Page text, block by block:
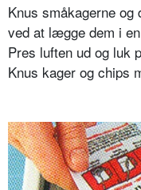
Knus småkagerne og
ved at lægge dem i
Pres luften ud og luk
Knus kager og chips